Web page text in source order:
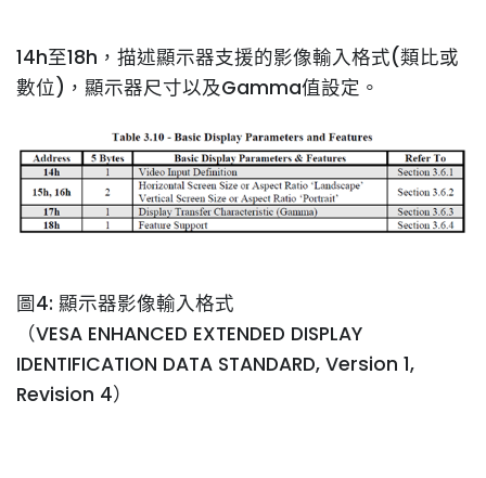
14h至18h，描述顯示器支援的影像輸入格式(類比或
數位)，顯示器尺寸以及Gamma值設定。
圖4: 顯示器影像輸入格式
（VESA ENHANCED EXTENDED DISPLAY
IDENTIFICATION DATA STANDARD, Version 1,
Revision 4）